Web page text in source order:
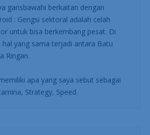
garisbawahi berkaitan dengan
: Gengsi sektoral adalah celah
untuk bisa berkembang pesat. Di
hal yang sama terjadi antara Batu
Ringan.
apa yang saya sebut sebagai
Strategy, Speed.